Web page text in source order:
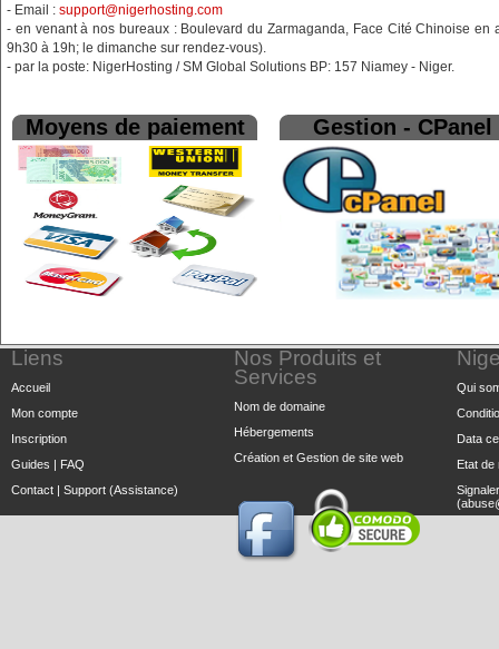
- Email : support@nigerhosting.com
- en venant à nos bureaux : Boulevard du Zarmaganda, Face Cité Chinoise
9h30 à 19h; le dimanche sur rendez-vous).
- par la poste: NigerHosting / SM Global Solutions BP: 157 Niamey - Niger.
Moyens de paiement Gestion - CPanel
Liens
Accueil
Mon compte
Inscription
Guides | FAQ
Contact | Support (Assistance)
Nos Produits et
Services
Nom de domaine
Hébergements
Création et Gestion de site web
Qui
Data
Etat